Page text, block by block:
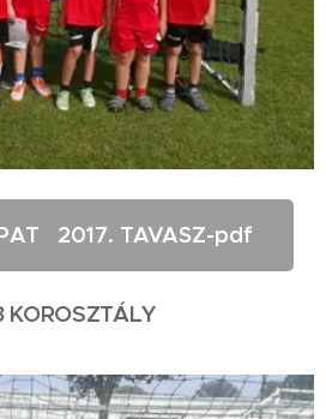
2017. TAVASZ-pdf
KOROSZTÁLY